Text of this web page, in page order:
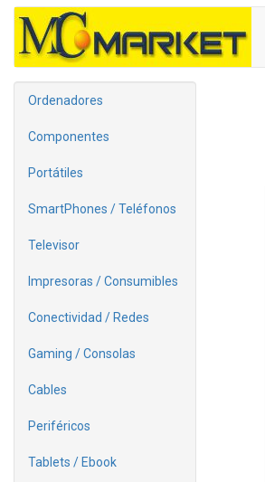
Ordenadores
Componentes
Portátiles
SmartPhones / Teléfonos
Televisor
Impresoras / Consumibles
Conectividad / Redes
Gaming / Consolas
Cables
Periféricos
Tablets / Ebook